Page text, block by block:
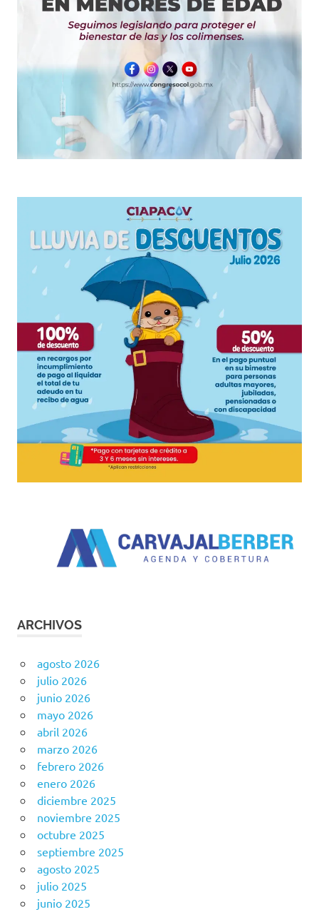
ARCHIVOS
agosto 2026
julio 2026
junio 2026
mayo 2026
abril 2026
marzo 2026
febrero 2026
enero 2026
diciembre 2025
noviembre 2025
octubre 2025
septiembre 2025
agosto 2025
julio 2025
junio 2025